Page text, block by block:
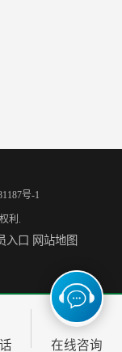
号-1
利.
入口 网站地图
在线咨询